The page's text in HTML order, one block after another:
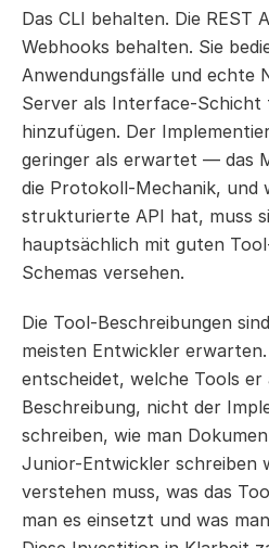
Das CLI behalten. Die REST
Webhooks behalten. Sie
Anwendungsfälle und echte
Server als Interface-Schicht
hinzufügen. Der
geringer als erwartet — das
die Protokoll-Mechanik, und
strukturierte API hat, muss
hauptsächlich mit guten
Schemas versehen.
Die Tool-Beschreibungen
meisten Entwickler
entscheidet, welche Tools
Beschreibung, nicht der
schreiben, wie man
Junior-Entwickler schreiben
verstehen muss, was das
man es einsetzt und was